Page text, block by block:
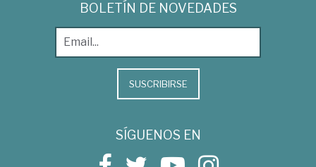
BOLETÍN DE NOVEDADES
SUSCRIBIRSE
SÍGUENOS EN